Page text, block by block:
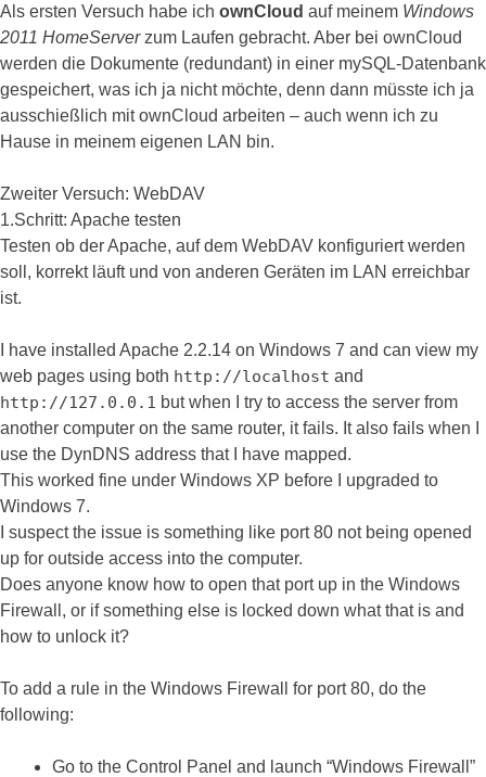
Als ersten Versuch habe ich ownCloud auf meinem Windows
2011 HomeServerzum Laufen gebracht. Aber bei ownCloud
werden die Dokumente (redundant) in einer mySQL-Datenbank
gespeichert, was ich ja nicht möchte, denn dann müsste ich ja
ausschießlich mit ownCloud arbeiten – auch wenn ich zu
Hause in meinem eigenen LAN bin.
Zweiter Versuch: WebDAV
1.Schritt: Apache testen
Testen ob der Apache, auf dem WebDAV konfiguriert werden
soll, korrekt läuft und von anderen Geräten im LAN erreichbar
ist.
I have installed Apache 2.2.14 on Windows 7 and can view my
web pages using both http://localhost and
http://127.0.0.1 but when I try to access the server from
another computer on the same router, it fails. It also fails when I
use the DynDNS address that I have mapped.
This worked fine under Windows XP before I upgraded to
Windows 7.
I suspect the issue is something like port 80 not being opened
up for outside access into the computer.
Does anyone know how to open that port up in the Windows
Firewall, or if something else is locked down what that is and
how to unlock it?
To add a rule in the Windows Firewall for port 80, do the
following:
Go to the Control Panel and launch “Windows Firewall”